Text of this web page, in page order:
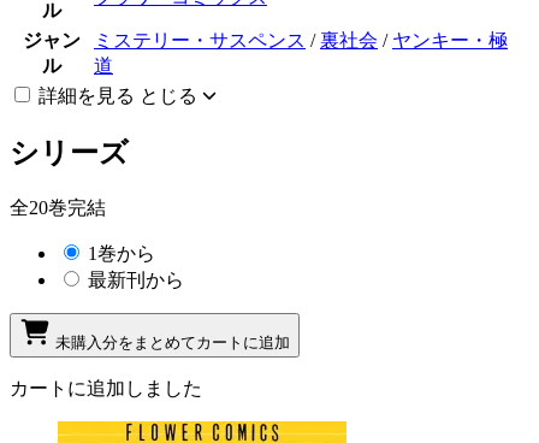
ル
ジャン
ル
ミステリー・サスペンス /裏社会 / ヤンキー・極
道
詳細を見る とじる
シリーズ
全20巻完結
1巻から
最新刊から
未購入分をまとめてカートに追加
カートに追加しました